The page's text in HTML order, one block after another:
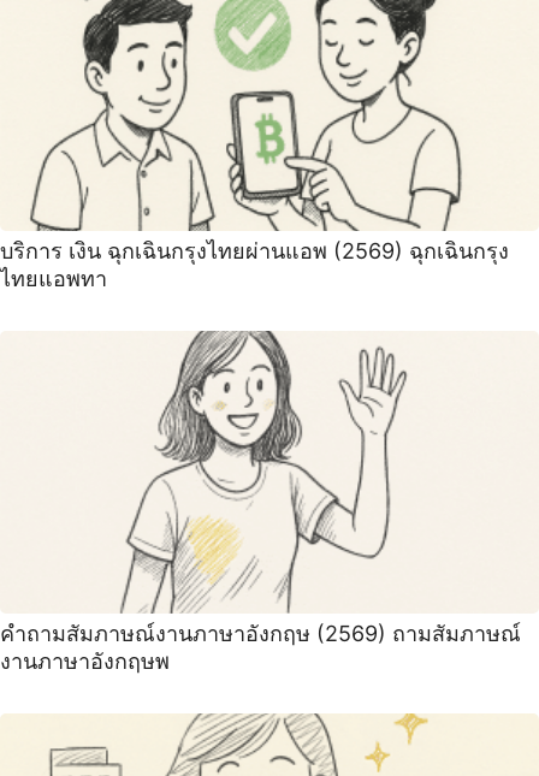
บริการ เงิน ฉุกเฉินกรุงไทยผ่านแอพ (2569) ฉุกเฉินกรุง
ไทยแอพทา
คําถามสัมภาษณ์งานภาษาอังกฤษ (2569) ถามสัมภาษณ์
งานภาษาอังกฤษพ